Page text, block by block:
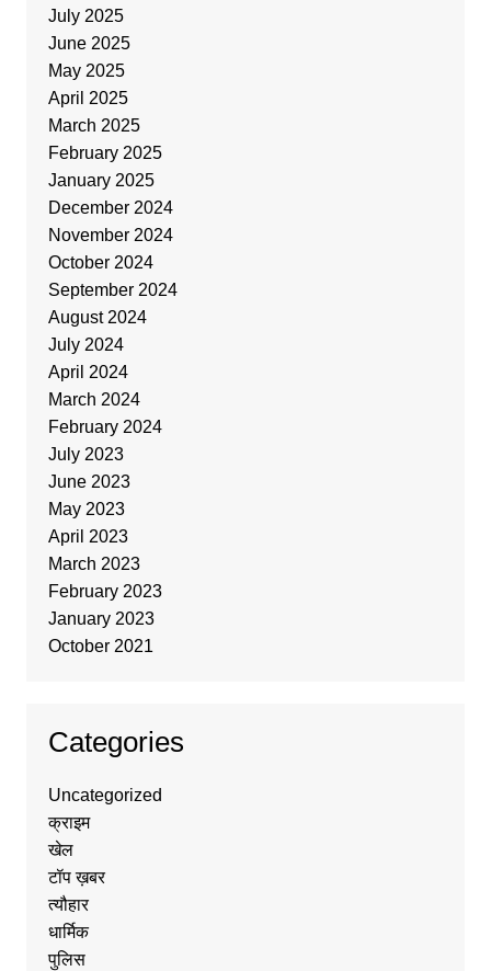
July 2025
June 2025
May 2025
April 2025
March 2025
February 2025
January 2025
December 2024
November 2024
October 2024
September 2024
August 2024
July 2024
April 2024
March 2024
February 2024
July 2023
June 2023
May 2023
April 2023
March 2023
February 2023
January 2023
October 2021
Categories
Uncategorized
क्राइम
खेल
टॉप ख़बर
त्यौहार
धार्मिक
पुलिस